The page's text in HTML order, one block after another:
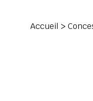
Accueil >